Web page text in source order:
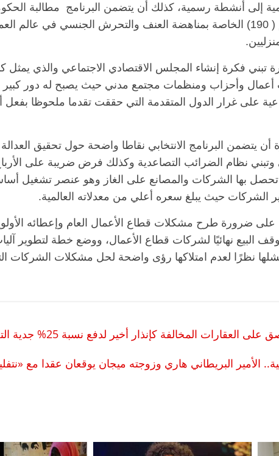
إلى أنشطة رسمية، كذلك أن يتضمن البرنامج مطالبة
على الاتفاقيتين الدوليتين رقم ( 190) الخاصة بمناهضة العنف والتحرش الجنسي في
فكرة إنشاء المجلس الاقتصادي الاجتماعي والذي يمثل
أعمال وأحزاب ومنظمات مجتمع مدني حيث يصبح له دور
على غرار الدول المتقدمة التي حققت تقدما ملحوظا بفعل
يتضمن البرنامج الانتخابي نقاطا واضحة حول تحقيق
وتبني نظام الضرائب التصاعدية وكذلك فرض ضريبة على
بها الشركات والمصانع على الغاز وهو عنصر تشغيل
الشركات حيث يبلغ سعره أعلي من معدلاته العالمية.
على ضرورة طرح مشكلات قطاع الأعمال العام وإعطائه
بوقف البيع نهائيًا لشركات قطاع الأعمال، ووضع خطة لتطوير
نظرًا لعدم امتلاكها رؤى واضحة لحل مشكلات الشركات
المخالفة كإنذار أخير لدفع نسبة 25% جدية التصالح
الأمير البريطاني هاري وزوجته ميجان يوقعان عقدا مع
21 فبراير، 2026